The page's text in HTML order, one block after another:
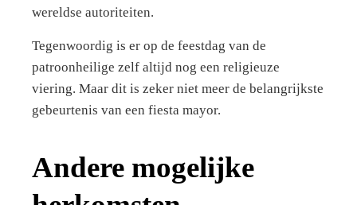
wereldse autoriteiten.
Tegenwoordig is er op de feestdag van de
patroonheilige zelf altijd nog een religieuze
viering. Maar dit is zeker niet meer de belangrijkste
gebeurtenis van een fiesta mayor.
Andere mogelijke